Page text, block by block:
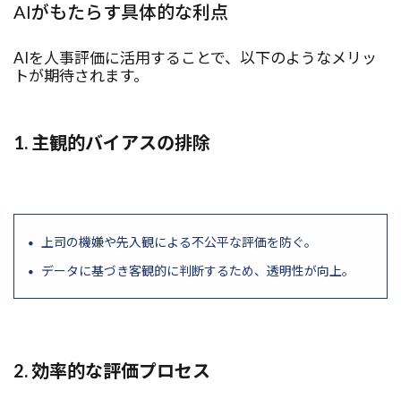
AIがもたらす具体的な利点
AIを人事評価に活用することで、以下のようなメリッ
トが期待されます。
1. 主観的バイアスの排除
上司の機嫌や先入観による不公平な評価を防ぐ。
データに基づき客観的に判断するため、透明性が向上。
2. 効率的な評価プロセス